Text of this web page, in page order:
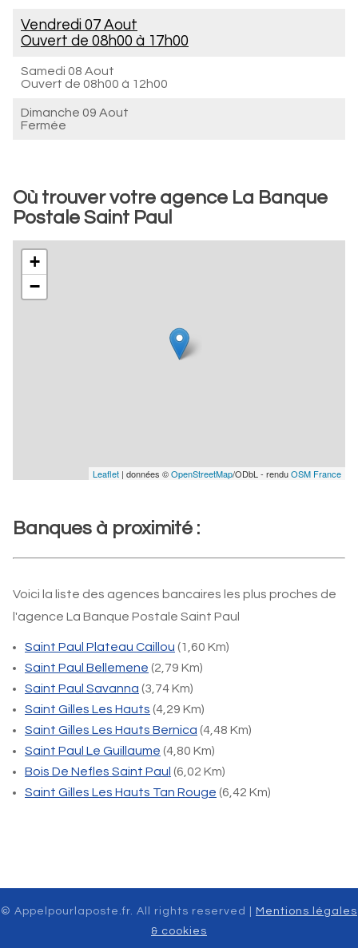
Vendredi 07 Aout
Ouvert de 08h00 à 17h00
Samedi 08 Aout
Ouvert de 08h00 à 12h00
Dimanche 09 Aout
Fermée
Où trouver votre agence La Banque
Postale Saint Paul
+
−
Leaflet | données ©OpenStreetMap/ODbL - renduOSM France
Banques à proximité :
Voici la liste des agences bancaires les plus proches de
l'agence La Banque Postale Saint Paul
Saint Paul Plateau Caillou (1,60 Km)
Saint Paul Bellemene (2,79 Km)
Saint Paul Savanna (3,74 Km)
Saint Gilles Les Hauts (4,29 Km)
Saint Gilles Les Hauts Bernica (4,48 Km)
Saint Paul Le Guillaume (4,80 Km)
Bois De Nefles Saint Paul (6,02 Km)
Saint Gilles Les Hauts Tan Rouge (6,42 Km)
© Appelpourlaposte.fr. All rights reserved |
Mentions légales
& cookies